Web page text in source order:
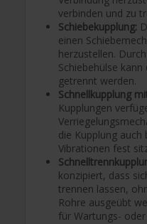
verbinden und zu
Schiebekupplung:
einen
herzustellen.
Schiebehülse
getrennt werden.
Schnellkupplung
Kupplungen
die Kupplung
Vibrationen fest
konzipiert, dass
trennen lassen,
Rohre ausgeübt
für Wartungs-